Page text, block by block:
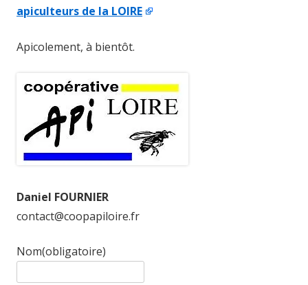
apiculteurs de la LOIRE
Apicolement, à bientôt.
Daniel FOURNIER
contact@coopapiloire.fr
Nom(obligatoire)